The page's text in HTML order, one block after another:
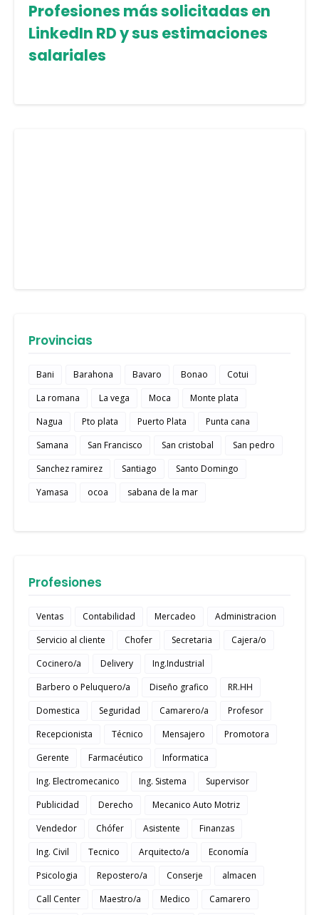
Profesiones más solicitadas en
LinkedIn RD y sus estimaciones
salariales
Provincias
Bani Barahona Bavaro Bonao
Cotui
La romana
La vega Moca
Monte plata
Nagua
Pto plata Puerto Plata
Punta cana
Samana
San Francisco San cristobal
San pedro
Sanchez ramirez
Santiago
Santo Domingo
Yamasa
ocoa sabana de la mar
Profesiones
Ventas Contabilidad Mercadeo
Administracion
Servicio al cliente
Chofer Secretaria
Cajera/o
Cocinero/a
Delivery
Ing.Industrial
Barbero o Peluquero/a
Diseño grafico
RR.HH
Domestica
Seguridad Camarero/a
Profesor
Recepcionista
Técnico Mensajero
Promotora
Gerente
Farmacéutico
Informatica
Ing. Electromecanico
Ing. Sistema
Supervisor
Publicidad
Derecho
Mecanico Auto Motriz
Vendedor
Chófer Asistente
Finanzas
Ing. Civil
Tecnico Arquitecto/a
Economía
Psicologia
Repostero/a Conserje
almacen
Call Center
Maestro/a Medico Camarero